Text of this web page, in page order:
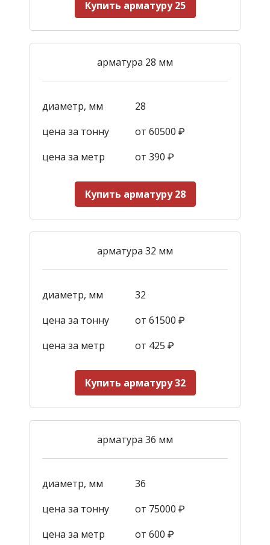
Купить арматуру 25
арматура 28 мм
диаметр, мм
28
цена за тонну
от 60500 ₽
цена за метр
от 390 ₽
Купить арматуру 28
арматура 32 мм
диаметр, мм
32
цена за тонну
от 61500 ₽
цена за метр
от 425 ₽
Купить арматуру 32
арматура 36 мм
диаметр, мм
36
цена за тонну
от 75000 ₽
цена за метр
от 600 ₽